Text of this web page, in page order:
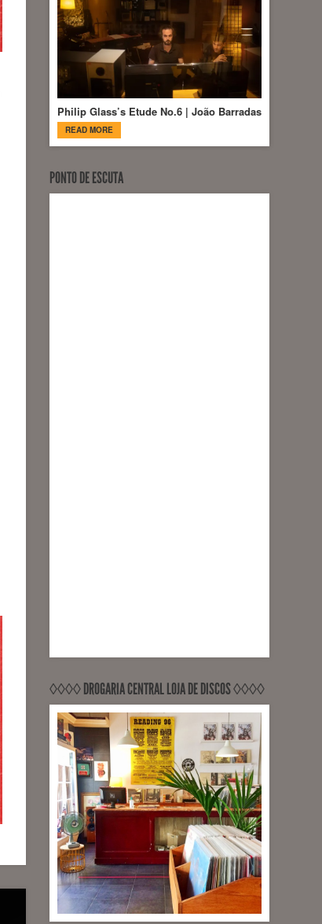
Philip Glass’s Etude No.6 | João Barradas
READ MORE
PONTO DE ESCUTA
◊◊◊◊ DROGARIA CENTRAL LOJA DE DISCOS ◊◊◊◊